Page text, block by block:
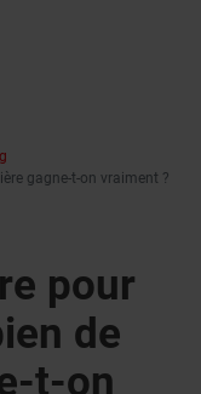
gagne-t-on vraiment ?
pour
de
t-on